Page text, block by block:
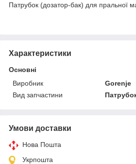
Патрубок (дозатор-бак) для пральної
Характеристики
Основні
Виробник
Gorenje
Вид запчастини
Умови доставки
Нова Пошта
Укрпошта